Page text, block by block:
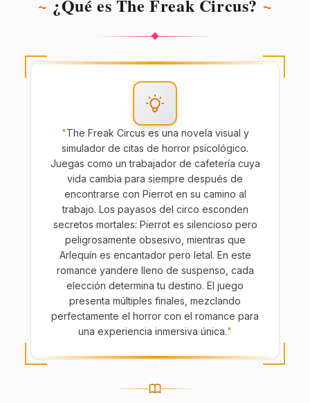
~ ¿Qué es The Freak Circus? ~
"The Freak Circus es una novela visual y
simulador de citas de horror psicológico.
Juegas como un trabajador de cafetería cuya
vida cambia para siempre después de
encontrarse con Pierrot en su camino al
trabajo. Los payasos del circo esconden
secretos mortales: Pierrot es silencioso pero
peligrosamente obsesivo, mientras que
Arlequín es encantador pero letal. En este
romance yandere lleno de suspenso, cada
elección determina tu destino. El juego
presenta múltiples finales, mezclando
perfectamente el horror con el romance para
una experiencia inmersiva única."